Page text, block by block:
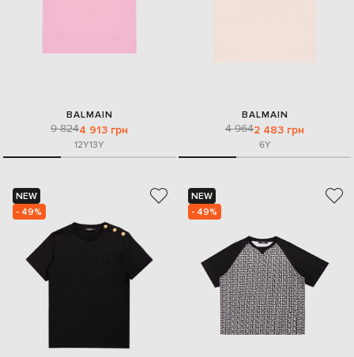
BALMAIN
9 8244 913 грн
12Y13Y
BALMAIN
4 9642 483 грн
6Y
NEW
- 49%
NEW
- 49%